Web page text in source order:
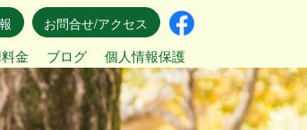
お問合せ/アクセス
金 ブログ 個人情報保護